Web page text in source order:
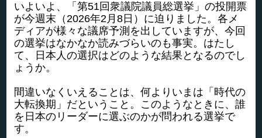
いよいよ、「第51回衆議院議員総選挙」の投開票
が今週末（2026年2月8日）に迫りました。各メ
ディアが様々な議席予測を出していますが、今回
の選挙はなかなか読みづらいのも事実。はたし
て、日本人の選択はどのような結果となるのでし
ょうか。
間違いなくいえることは、何よりいまは「時代の
大転換期」だということ。このようなときに、誰
を日本のリーダーに選ぶのかが問われる選挙で
す。